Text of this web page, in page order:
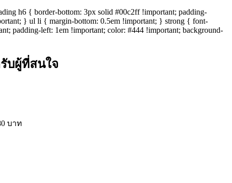
h6 { border-bottom: 3px solid #00c2ff !important; padding-
} ul li { margin-bottom: 0.5em !important; } strong { font-
padding-left: 1em !important; color: #444 !important; background-
บผู้ที่สนใจ
บาท